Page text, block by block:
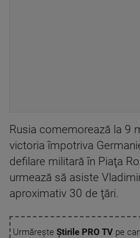
Rusia comemorează la 9
victoria împotriva
defilare militară în Piaţa
urmează să asiste
aproximativ 30 de ţări.
Urmărește Știrile PRO TVpe